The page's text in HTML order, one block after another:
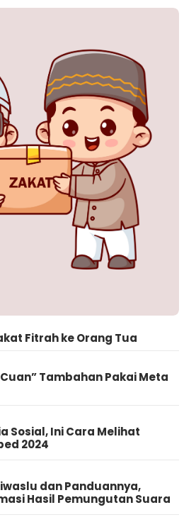
Fitrah ke Orang Tua
Tambahan Pakai Meta
Sosial, Ini Cara Melihat
2024
dan Panduannya,
Hasil Pemungutan Suara